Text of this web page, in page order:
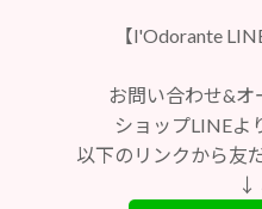
【l'Odorante
お問い合わせ&オ
ショップLINEよ
以下のリンクから友